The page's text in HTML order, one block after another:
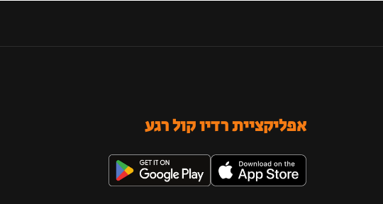
אפליקציית רדיו קול רגע